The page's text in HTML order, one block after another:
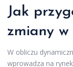
Jak
zmiany w
W obliczu
wprowadza na